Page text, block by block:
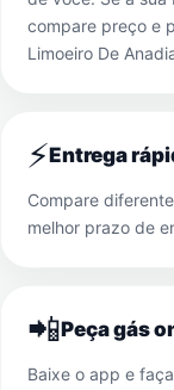
compare preço e
Limoeiro De
⚡Entrega
Compare
melhor prazo de
📲Peça gás
Baixe o app e